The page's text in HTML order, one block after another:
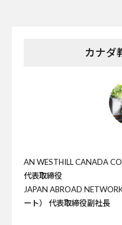
カナダ
AN WESTHILL CANADA
代表取締役
JAPAN ABROAD
ート） 代表取締役副社長